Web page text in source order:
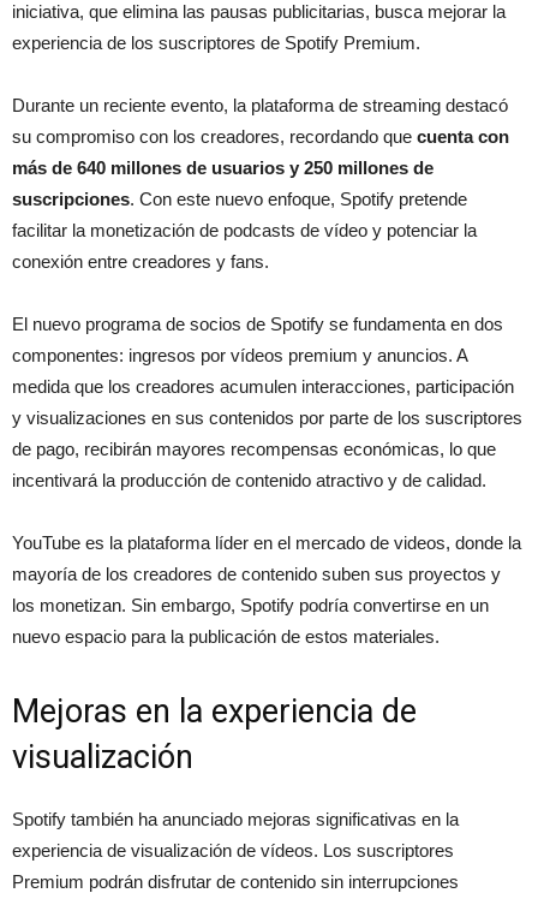
iniciativa, que elimina las pausas publicitarias, busca mejorar la
experiencia de los suscriptores de Spotify Premium.
Durante un reciente evento, la plataforma de streaming destacó
su compromiso con los creadores, recordando que cuenta con
más de 640 millones de usuarios y 250 millones de
suscripciones. Con este nuevo enfoque, Spotify pretende
facilitar la monetización de podcasts de vídeo y potenciar la
conexión entre creadores y fans.
El nuevo programa de socios de Spotify se fundamenta en dos
componentes: ingresos por vídeos premium y anuncios. A
medida que los creadores acumulen interacciones, participación
y visualizaciones en sus contenidos por parte de los suscriptores
de pago, recibirán mayores recompensas económicas, lo que
incentivará la producción de contenido atractivo y de calidad.
YouTube es la plataforma líder en el mercado de videos, donde la
mayoría de los creadores de contenido suben sus proyectos y
los monetizan. Sin embargo, Spotify podría convertirse en un
nuevo espacio para la publicación de estos materiales.
Mejoras en la experiencia de
visualización
Spotify también ha anunciado mejoras significativas en la
experiencia de visualización de vídeos. Los suscriptores
Premium podrán disfrutar de contenido sin interrupciones